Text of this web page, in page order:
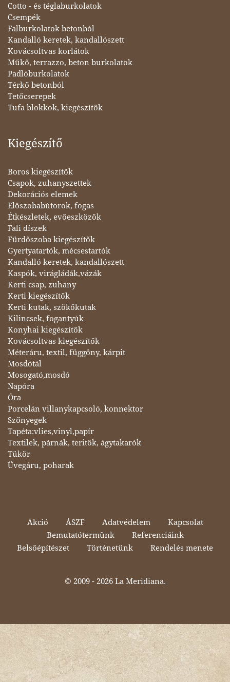
Cotto - és téglaburkolatok
Csempék
Falburkolatok betonból
Kandalló keretek, kandallószett
Kovácsoltvas korlátok
Műkő, terrazzo, beton burkolatok
Padlóburkolatok
Térkő betonból
Tetőcserepek
Tufa blokkok, kiegészítők
Kiegészítő
Boros kiegészítők
Csapok, zuhanyszettek
Dekorációs elemek
Előszobabútorok, fogas
Étkészletek, evőeszközök
Fali díszek
Fürdőszoba kiegészítők
Gyertyatartók, mécsestartók
Kandalló keretek, kandallószett
Kaspók, virágládák,vázák
Kerti csap, zuhany
Kerti kiegészítők
Kerti kutak, szökőkutak
Kilincsek, fogantyúk
Konyhai kiegészítők
Kovácsoltvas kiegészítők
Méteráru, textil, függöny, kárpit
Mosdótál
Mosogató,mosdó
Napóra
Óra
Porcelán villanykapcsoló, konnektor
Szőnyegek
Tapéta:vlies,vinyl,papír
Textilek, párnák, teritők, ágytakarók
Tükör
Üvegáru, poharak
Akció ÁSZF Adatvédelem
Kapcsolat
Bemutatótermünk
Referenciáink
Belsőépítészet
Történetünk Rendelés menete
© 2009 - 2026 La Meridiana.